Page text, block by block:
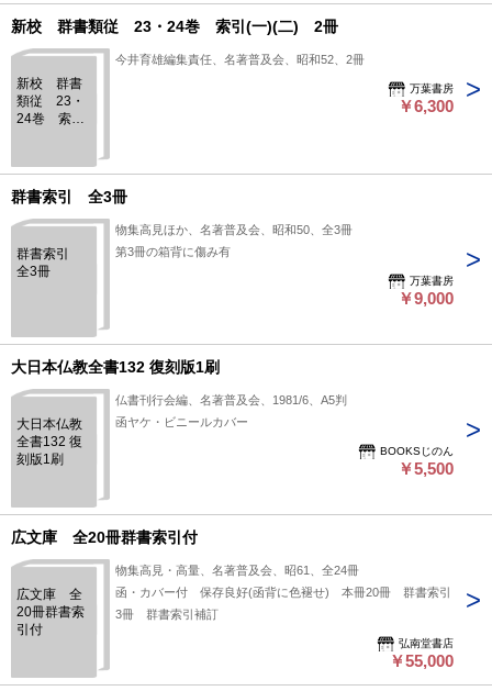
新校 群書類従 23・24巻 索引(一)(二) 2冊
新校 群書
類従 23・
24巻 索引
今井育雄編集責任、名著普及会、昭和52、2冊
万葉書房
￥6,300
群書索引 全3冊
群書索引
全3冊
物集高見ほか、名著普及会、昭和50、全3冊
第3冊の箱背に傷み有
万葉書房
￥9,000
大日本仏教全書132 復刻版1刷
大日本仏教
全書132 復
刻版1刷
仏書刊行会編、名著普及会、1981/6、A5判
函ヤケ・ビニールカバー
BOOKSじのん
￥5,500
広文庫 全20冊群書索引付
広文庫 全
20冊群書索
引付
物集高見・高量、名著普及会、昭61、全24冊
函・カバー付 保存良好(函背に色褪せ) 本冊20冊 群書索引
3冊 群書索引補訂
弘南堂書店
￥55,000